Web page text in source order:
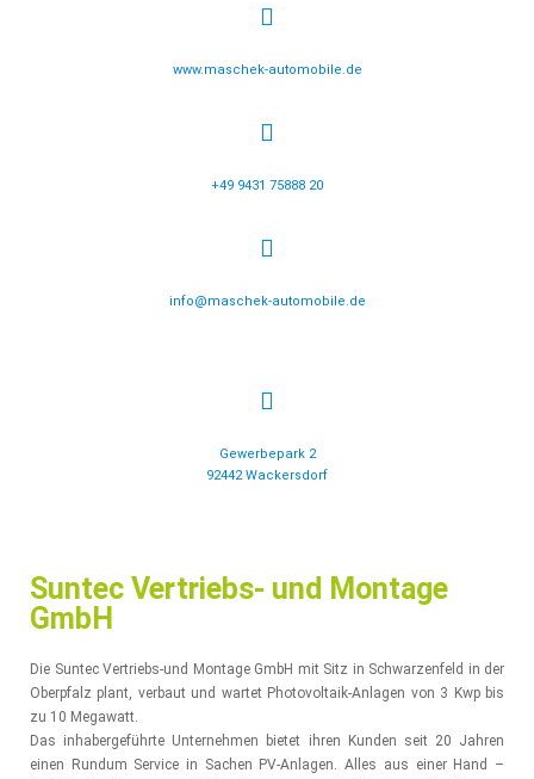
www.maschek-automobile.de
+49 9431 75888 20
info@maschek-automobile.de
Gewerbepark 2
92442 Wackersdorf
Suntec Vertriebs- und Montage
GmbH
Die Suntec Vertriebs-und Montage GmbH mit Sitz in Schwarzenfeld in der
Oberpfalz plant, verbaut und wartet Photovoltaik-Anlagen von 3 Kwp bis
zu 10 Megawatt.
Das inhabergeführte Unternehmen bietet ihren Kunden seit 20 Jahren
einen Rundum Service in Sachen PV-Anlagen. Alles aus einer Hand –